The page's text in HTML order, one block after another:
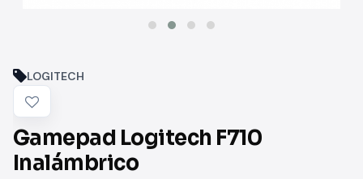
LOGITECH
Gamepad Logitech F710
Inalámbrico